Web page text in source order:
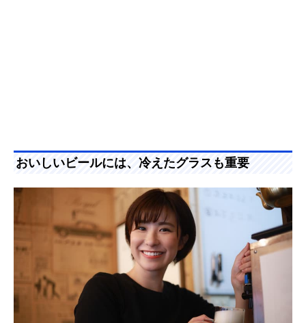
おいしいビールには、冷えたグラスも重要